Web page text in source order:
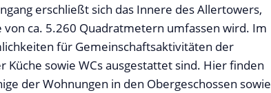
erschließt sich das Innere des Allertowers,
ca. 5.260 Quadratmetern umfassen wird. Im
für Gemeinschaftsaktivitäten der
sowie WCs ausgestattet sind. Hier finden
der Wohnungen in den Obergeschossen sowie